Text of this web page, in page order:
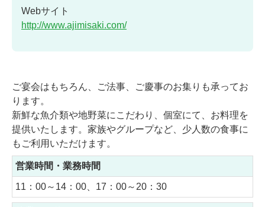
Webサイト
http://www.ajimisaki.com/
ご宴会はもちろん、ご法事、ご慶事のお集りも承ってお
ります。
新鮮な魚介類や地野菜にこだわり、個室にて、お料理を
提供いたします。家族やグループなど、少人数の食事に
もご利用いただけます。
営業時間・業務時間
11：00～14：00、17：00～20：30